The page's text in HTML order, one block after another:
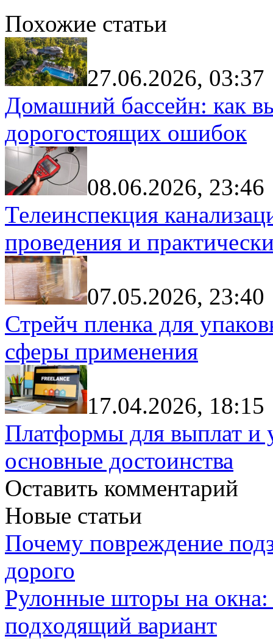
Похожие статьи
27.06.2026, 03:37
Домашний бассейн: как
дорогостоящих ошибок
08.06.2026, 23:46
Телеинспекция
проведения и
07.05.2026, 23:40
Стрейч пленка для
сферы применения
17.04.2026, 18:15
Платформы для выплат и
основные достоинства
Оставить комментарий
Новые статьи
Почему повреждение
дорого
Рулонные шторы на
подходящий вариант